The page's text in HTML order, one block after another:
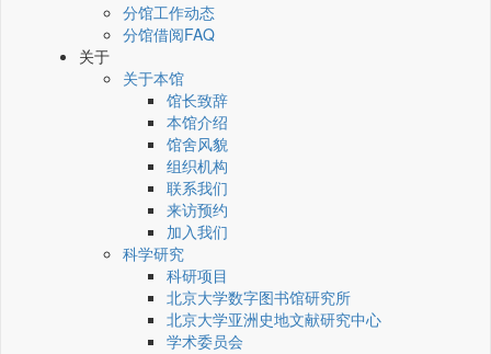
分馆工作动态
分馆借阅FAQ
关于
关于本馆
馆长致辞
本馆介绍
馆舍风貌
组织机构
联系我们
来访预约
加入我们
科学研究
科研项目
北京大学数字图书馆研究所
北京大学亚洲史地文献研究中心
学术委员会